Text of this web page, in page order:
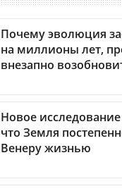
Почему эволюция
на миллионы лет,
внезапно
Новое
что Земля
Венеру жизнью